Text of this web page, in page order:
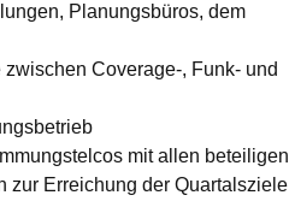
Planungsbüros, dem
Coverage-, Funk- und
mit allen beteiligen
zur Erreichung der Quartalsziele